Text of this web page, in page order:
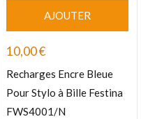
AJOUTER
10,00€
Recharges Encre Bleue
Pour Stylo à Bille Festina
FWS4001/N